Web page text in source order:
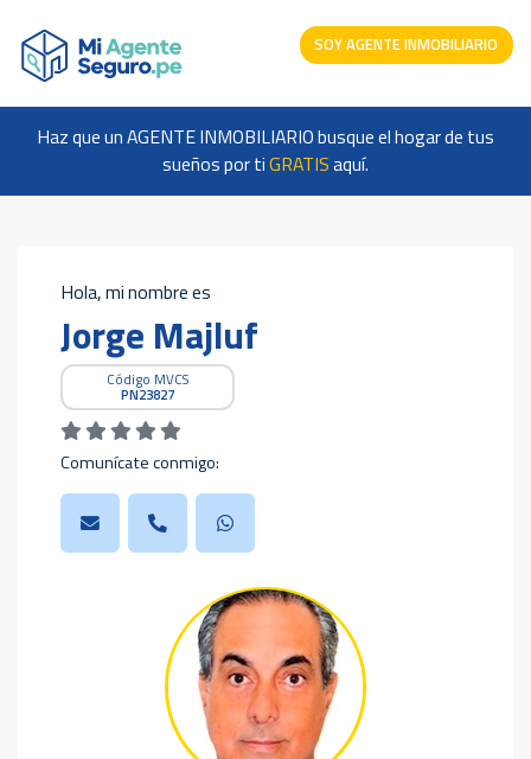
SOY AGENTE INMOBILIARIO
Haz que un AGENTE INMOBILIARIO busque el hogar de tus
sueños por tiGRATISaquí.
Hola, mi nombre es
Jorge Majluf
Código MVCS
PN23827
Comunícate conmigo: